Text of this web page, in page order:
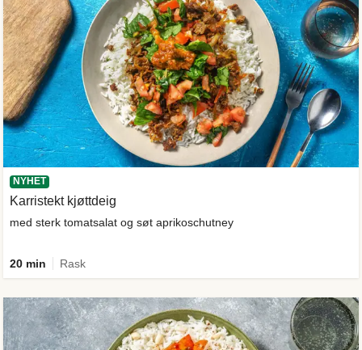
NYHET
Karristekt kjøttdeig
med sterk tomatsalat og søt aprikoschutney
20 min Rask